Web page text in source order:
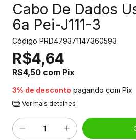
Cabo De Dados
6a Pei-J111-3
Código PRD479371147360593
R$4,64
R$4,50 com Pix
3% de desconto pagando com Pix
Ver mais detalhes